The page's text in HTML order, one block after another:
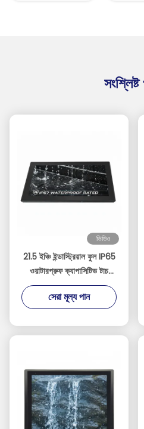
ভিডিও
21.5 ইঞ্চি ইন্ডাস্ট্রিয়াল ফুল IP65
ওয়াটারপ্রুফ ক্যাপাসিটিভ টাচ
প্যানেল পিসি, ইন্টেল J1900
কোয়াড-কোর প্রসেসর সহ
সেরা মূল্য পান